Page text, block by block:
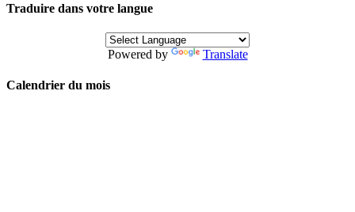
Traduire dans votre langue
Powered by Translate
Calendrier du mois